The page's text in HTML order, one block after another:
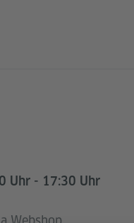
Uhr - 17:30 Uhr